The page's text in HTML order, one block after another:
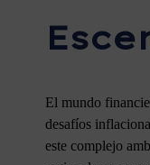
El mundo
desafíos
este complejo